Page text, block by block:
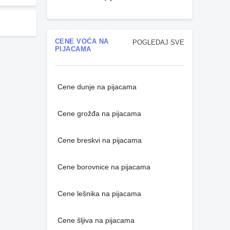
POGLEDAJ SVE
CENE VOĆA NA
PIJACAMA
Cene dunje na pijacama
Cene grožđa na pijacama
Cene breskvi na pijacama
Cene borovnice na pijacama
Cene lešnika na pijacama
Cene šljiva na pijacama